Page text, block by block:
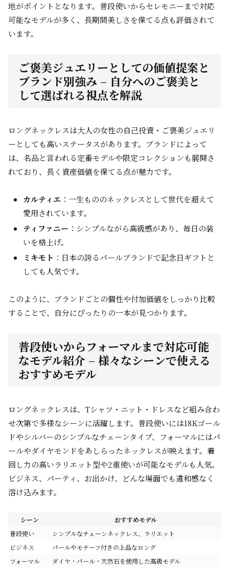
地がポイントとなります。普段使いからセレモニーまで対応
可能なモデルが多く、長期間美しさを保てる点も評価されて
います。
ご褒美ジュエリーとしての価値提案と
ブランド別強み – 自分へのご褒美と
して選ばれる視点を解説
ロングネックレスは大人の女性の自己投資・ご褒美ジュエリ
ーとしても高いステータスがあります。ブランドによって
は、名品と言われる定番モデルや限定コレクションも展開さ
れており、長く資産価値を保てる点が魅力です。
カルティエ ：一生もののネックレスとして世代を超えて
愛用されています。
ティファニー ：シンプルながら高級感があり、毎日の装
いを格上げ。
ミキモト ：日本の誇るパールブランドで記念日ギフトと
しても人気です。
このように、ブランドごとの個性や付加価値をしっかり比較
することで、自分にぴったりの一本が見つかります。
普段使いからフォーマルまで対応可能
なモデル紹介 – 様々なシーンで使える
おすすめモデル
ロングネックレスは、Tシャツ・ニット・ドレスなど組み合わ
せ次第で多様なシーンに活躍します。普段使いには18Kゴール
ドやシルバーのシンプルなチェーンタイプ、フォーマルにはパ
ールやダイヤモンドをあしらったネックレスが映えます。着
回し力の高いラリエット型や2重使いが可能なモデルも人気。
ビジネス、パーティ、お出かけ、どんな場面でも違和感なく
溶け込みます。
シーン
おすすめモデル
普段使い
シンプルなチェーンネックレス、ラリエット
ビジネス
パールやモチーフ付きの上品なロング
フォーマル
ダイヤ・パール・天然石を使用した高級モデル